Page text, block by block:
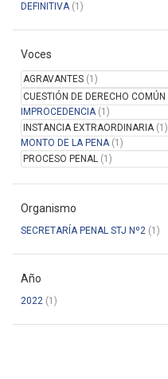
Sumarios del STJ
Manual del Usuario
DEFINITIVA(1)
Voces
AGRAVANTES (1)
CUESTIÓN DE DERECHO COMÚN
IMPROCEDENCIA(1)
INSTANCIA EXTRAORDINARIA(1)
MONTO DE LA PENA(1)
PROCESO PENAL (1)
Organismo
SECRETARÍA PENAL STJ Nº2 (1)
Año
2022 (1)